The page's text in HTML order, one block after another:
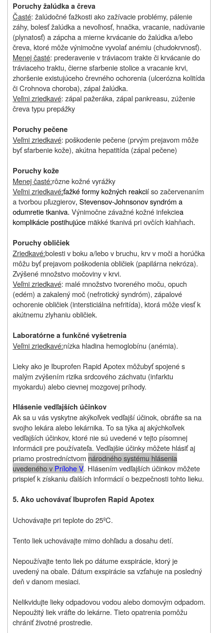
Poruchy žalúdka a čreva
Časté: žalúdočné ťažkosti ako zažívacie problémy, pálenie
záhy, bolesť žalúdka a nevoľnosť, hnačka, vracanie, nadúvanie
(plynatosť) a zápcha a mierne krvácanie do žalúdka a/lebo
čreva, ktoré môže výnimočne vyvolať anémiu (chudokrvnosť).
Menej časté: prederavenie v tráviacom trakte či krvácanie do
tráviaceho traktu, čierne sfarbenie stolice a vracanie krvi,
zhoršenie existujúceho črevného ochorenia (ulcerózna kolitída
či Crohnova choroba), zápal žalúdka.
Veľmi zriedkavé: zápal pažeráka, zápal pankreasu, zúženie
čreva typu prepážky
Poruchy pečene
Veľmi zriedkavé: poškodenie pečene (prvým prejavom môže
byť sfarbenie kože), akútna hepatitída (zápal pečene)
Poruchy kože
Menej časté:rôzne kožné vyrážky
Veľmi zriedkavé:ťažké formy kožných reakciíso začervenaním
a tvorbou pľuzgierov, Stevensov-Johnsonov syndróm a
odumretie tkaniva. Výnimočne závažné kožné infekciea
komplikácie postihujúce mäkké tkanivá pri ovčích kiahňach.
Poruchy obličiek
Zriedkavé:bolesti v boku a/lebo v bruchu, krv v moči a horúčka
môžu byť prejavom poškodenia obličiek (papilárna nekróza).
Zvýšené množstvo močoviny v krvi.
Veľmi zriedkavé: malé množstvo tvoreného moču, opuch
(edém) a zakalený moč (nefrotický syndróm), zápalové
ochorenie obličiek (intersticiálna nefritída), ktorá môže viesť k
akútnemu zlyhaniu obličiek.
Laboratórne a funkčné vyšetrenia
Veľmi zriedkavé:nízka hladina hemoglobínu (anémia).
Lieky ako je Ibuprofen Rapid Apotex môžubyť spojené s
malým zvýšením rizika srdcového záchvatu (infarktu
myokardu) alebo cievnej mozgovej príhody.
Hlásenie vedľajších účinkov
Ak sa u vás vyskytne akýkoľvek vedľajší účinok, obráťte sa na
svojho lekára alebo lekárnika. To sa týka aj akýchkoľvek
vedľajších účinkov, ktoré nie sú uvedené v tejto písomnej
informácii pre používateľa. Vedľajšie účinky môžete hlásiť aj
priamo prostredníctvom národného systému hlásenia
uvedeného v Prílohe V. Hlásením vedľajších účinkov môžete
prispieť k získaniu ďalších informácií o bezpečnosti tohto lieku.
5. Akouchovávať Ibuprofen Rapid Apotex
Uchovávajte pri teplote do 25ºC.
Tento liek uchovávajte mimo dohľadu a dosahu detí.
Nepoužívajte tento liek po dátume exspirácie, ktorý je
uvedený na obale. Dátum exspirácie sa vzťahuje na posledný
deň v danom mesiaci.
Nelikvidujte lieky odpadovou vodou alebo domovým odpadom.
Nepoužitý liek vráťte do lekárne. Tieto opatrenia pomôžu
chrániť životné prostredie.